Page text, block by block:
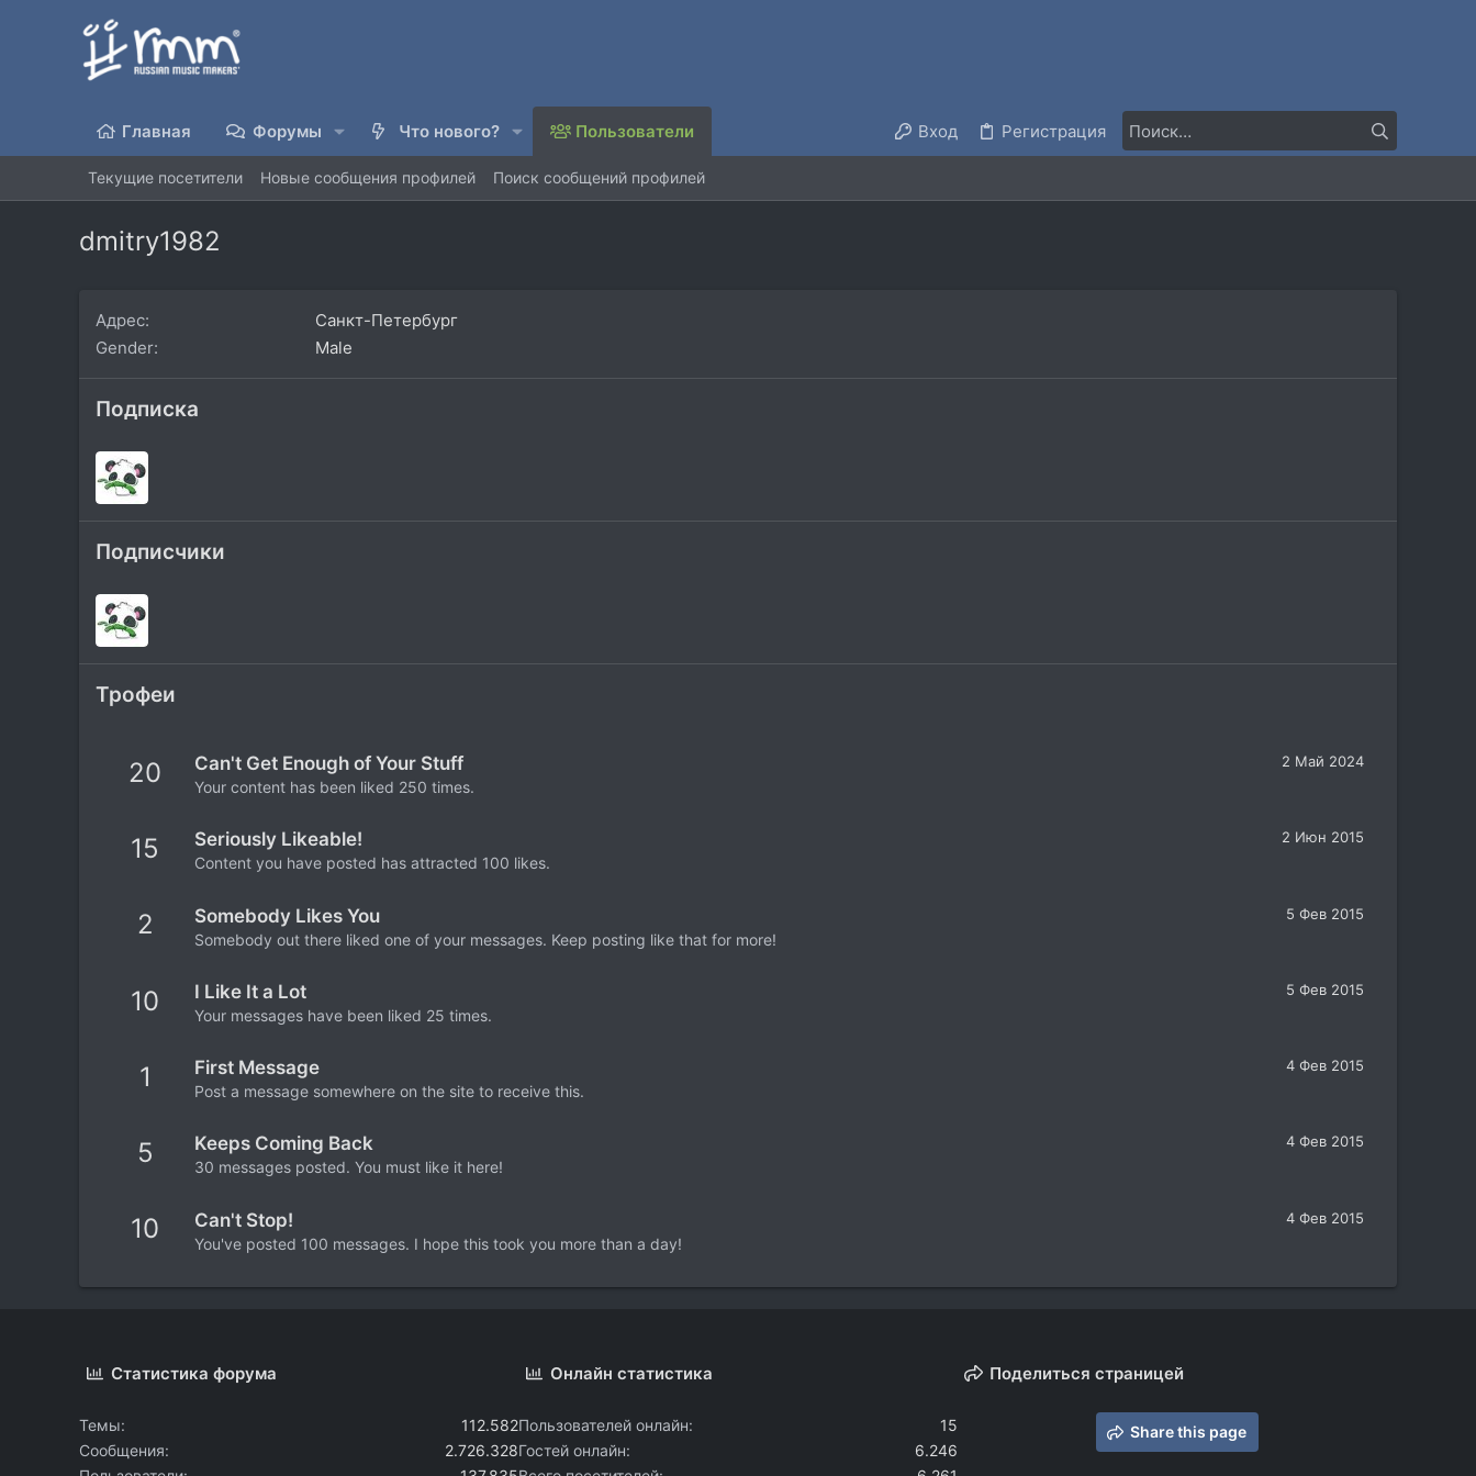
Главная Форумы Что нового? Пользователи Вход Регистрация
Текущие посетители Новые сообщения профилей Поиск сообщений профилей
dmitry1982
Адрес
Санкт-Петербург
Gender
Male
Подписка
Подписчики
Трофеи
20 2 Май 2024
Can't Get Enough of Your Stuff
Your content has been liked 250 times.
15 2 Июн 2015
Seriously Likeable!
Content you have posted has attracted 100 likes.
2 5 Фев 2015
Somebody Likes You
Somebody out there liked one of your messages. Keep posting like that for more!
10 5 Фев 2015
I Like It a Lot
Your messages have been liked 25 times.
1 4 Фев 2015
First Message
Post a message somewhere on the site to receive this.
5 4 Фев 2015
Keeps Coming Back
30 messages posted. You must like it here!
10 4 Фев 2015
Can't Stop!
You've posted 100 messages. I hope this took you more than a day!
Статистика форума
Темы
112.582
Сообщения
2.726.328
Онлайн статистика
Пользователей онлайн
15
Гостей онлайн
6.246
Поделиться страницей
Share this page